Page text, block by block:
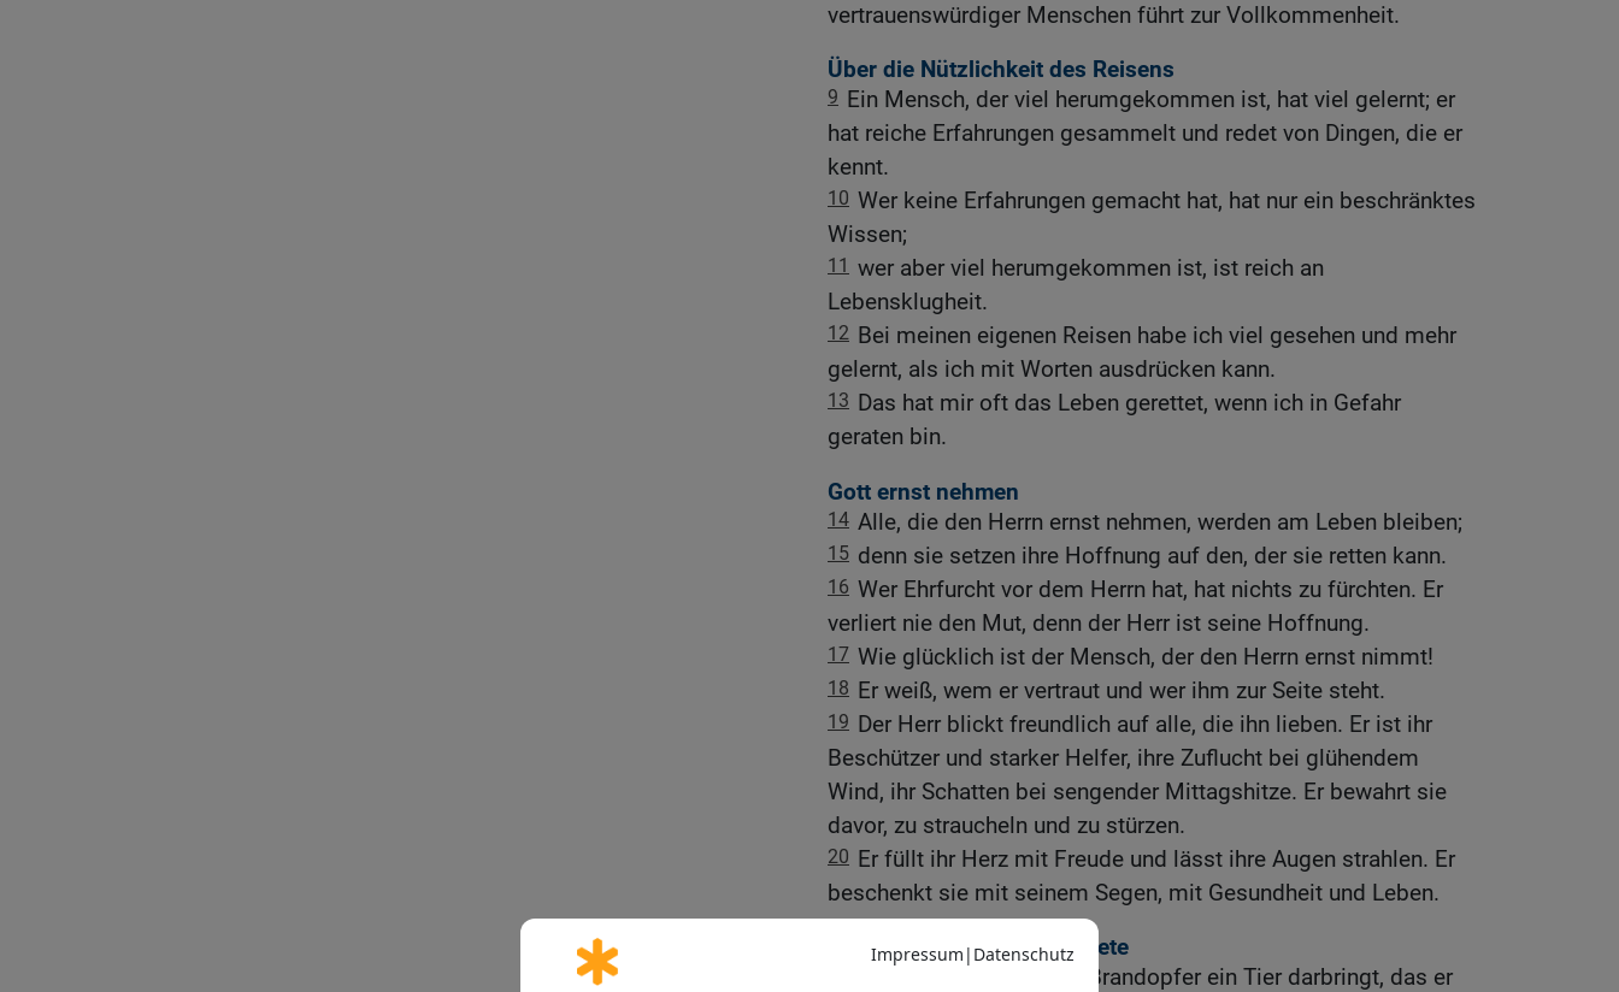
vertrauenswürdiger Menschen führt zur Vollkommenheit.
Über die Nützlichkeit des Reisens
9 Ein Mensch, der viel herumgekommen ist, hat viel gelernt; er
hat reiche Erfahrungen gesammelt und redet von Dingen, die er
kennt.
10 Wer keine Erfahrungen gemacht hat, hat nur ein beschränktes
Wissen;
11 wer aber viel herumgekommen ist, ist reich an
Lebensklugheit.
12 Bei meinen eigenen Reisen habe ich viel gesehen und mehr
gelernt, als ich mit Worten ausdrücken kann.
13 Das hat mir oft das Leben gerettet, wenn ich in Gefahr
geraten bin.
Gott ernst nehmen
14 Alle, die den Herrn ernst nehmen, werden am Leben bleiben;
15 denn sie setzen ihre Hoffnung auf den, der sie retten kann.
16 Wer Ehrfurcht vor dem Herrn hat, hat nichts zu fürchten. Er
verliert nie den Mut, denn der Herr ist seine Hoffnung.
17 Wie glücklich ist der Mensch, der den Herrn ernst nimmt!
18 Er weiß, wem er vertraut und wer ihm zur Seite steht.
19 Der Herr blickt freundlich auf alle, die ihn lieben. Er ist ihr
Beschützer und starker Helfer, ihre Zuflucht bei glühendem
Wind, ihr Schatten bei sengender Mittagshitze. Er bewahrt sie
davor, zu straucheln und zu stürzen.
20 Er füllt ihr Herz mit Freude und lässt ihre Augen strahlen. Er
beschenkt sie mit seinem Segen, mit Gesundheit und Leben.
Über Opfergaben und Gebete
Wenn jemand Gott als Brandopfer ein Tier darbringt, das er